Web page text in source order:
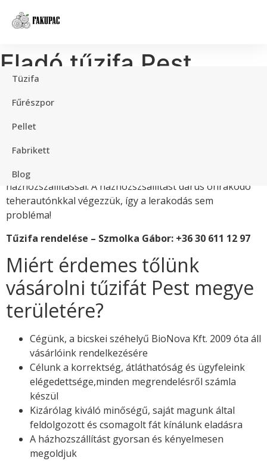
Tüzifa
Fűrészpor
Pellet
Fabrikett
Blog
Eladó tűzifa Pest
megye területére
házhozszállítva
Eladó kiváló minőségű tűzifa Pest megye területére, egy
erdei köbméteres, körhálós kalodás kiszerelésben
házhozszállítással. A házhozszsállítást darus önrakodó
teherautónkkal végezzük, így a lerakodás sem
probléma!
Tűzifa rendelése – Szmolka Gábor: +36 30 611 12 97
Miért érdemes tőlünk
vásárolni tűzifát Pest megye
területére?
Cégünk, a bicskei széhelyű BioNova Kft. 2009 óta áll
vásárlóink rendelkezésére
Célunk a korrektség, átláthatóság és ügyfeleink
elégedettsége,minden megrendelésről számla
készül
Kizárólag kiváló minőségű, saját magunk által
feldolgozott és csomagolt fát kínálunk eladásra
A házhozszállítást gyorsan és kényelmesen
megoldjuk